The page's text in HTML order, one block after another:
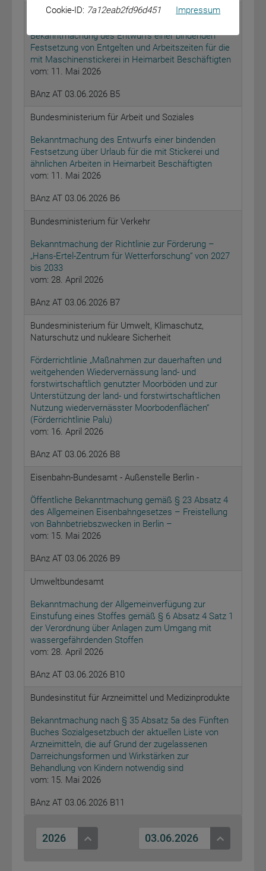
Bundesministerium für Arbeit und Soziales
Bekanntmachung des Entwurfs einer bindenden
Festsetzung von Entgelten und Arbeitszeiten für die
mit Maschinenstickerei in Heimarbeit Beschäftigten
vom: 11. Mai 2026
BAnz AT 03.06.2026 B5
Bundesministerium für Arbeit und Soziales
Bekanntmachung des Entwurfs einer bindenden
Festsetzung über Urlaub für die mit Stickerei und
ähnlichen Arbeiten in Heimarbeit Beschäftigten
vom: 11. Mai 2026
BAnz AT 03.06.2026 B6
Bundesministerium für Verkehr
Bekanntmachung der Richtlinie zur Förderung –
„Hans-Ertel-Zentrum für Wetterforschung“ von 2027
bis 2033
vom: 28. April 2026
BAnz AT 03.06.2026 B7
Bundesministerium für Umwelt, Klimaschutz,
Naturschutz und nukleare Sicherheit
Förderrichtlinie „Maßnahmen zur dauerhaften und
weitgehenden Wiedervernässung land- und
forstwirtschaftlich genutzter Moorböden und zur
Unterstützung der land- und forstwirtschaftlichen
Nutzung wiedervernässter Moorbodenflächen“
(Förderrichtlinie Palu)
vom: 16. April 2026
BAnz AT 03.06.2026 B8
Eisenbahn-Bundesamt - Außenstelle Berlin -
Öffentliche Bekanntmachung gemäß § 23 Absatz 4
des Allgemeinen Eisenbahngesetzes – Freistellung
von Bahnbetriebszwecken in Berlin –
vom: 15. Mai 2026
BAnz AT 03.06.2026 B9
Umweltbundesamt
Bekanntmachung der Allgemeinverfügung zur
Einstufung eines Stoffes gemäß § 6 Absatz 4 Satz 1
der Verordnung über Anlagen zum Umgang mit
wassergefährdenden Stoffen
vom: 28. April 2026
BAnz AT 03.06.2026 B10
Bundesinstitut für Arzneimittel und Medizinprodukte
Bekanntmachung nach § 35 Absatz 5a des Fünften
Buches Sozialgesetzbuch der aktuellen Liste von
Arzneimitteln, die auf Grund der zugelassenen
Darreichungsformen und Wirkstärken zur
Behandlung von Kindern notwendig sind
vom: 15. Mai 2026
BAnz AT 03.06.2026 B11
2026 03.06.2026
Cookie-ID: 7a12eab2fd96d451 Impressum